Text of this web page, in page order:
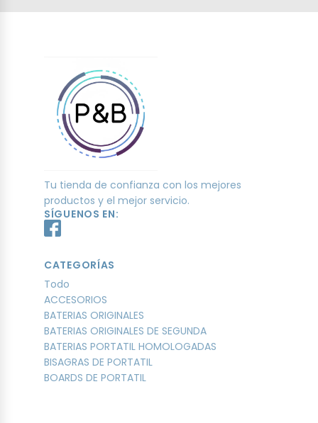
Tu tienda de confianza con los mejores
productos y el mejor servicio.
SÍGUENOS EN:
CATEGORÍAS
Todo
ACCESORIOS
BATERIAS ORIGINALES
BATERIAS ORIGINALES DE SEGUNDA
BATERIAS PORTATIL HOMOLOGADAS
BISAGRAS DE PORTATIL
BOARDS DE PORTATIL